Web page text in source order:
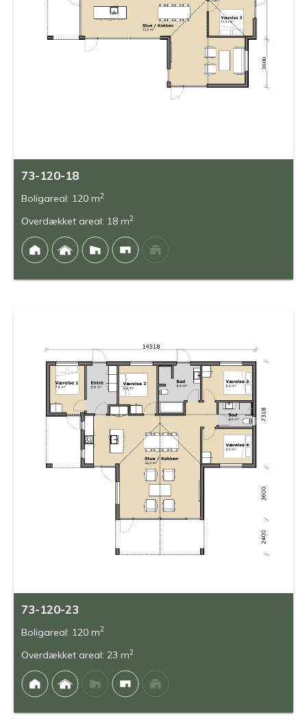
73-120-18
Boligareal: 120 m2
Overdækket areal: 18 m2
73-120-23
Boligareal: 120 m2
Overdækket areal: 23 m2